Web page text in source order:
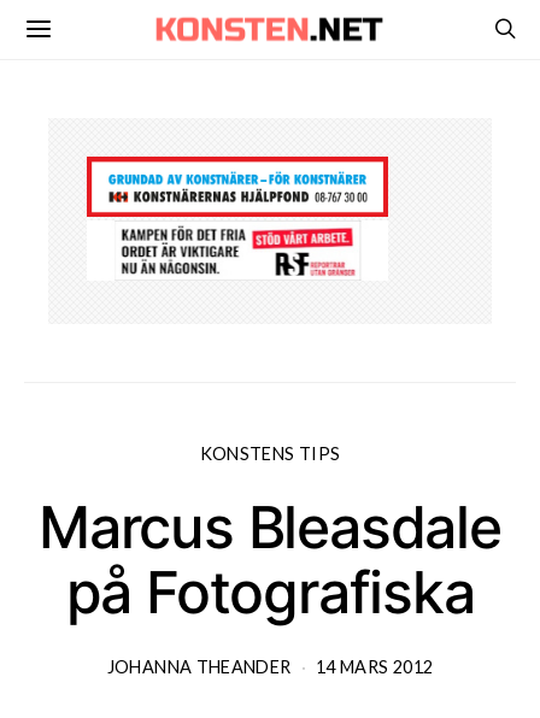
KONSTENS TIPS
Marcus Bleasdale
på Fotografiska
JOHANNA THEANDER 14 MARS 2012